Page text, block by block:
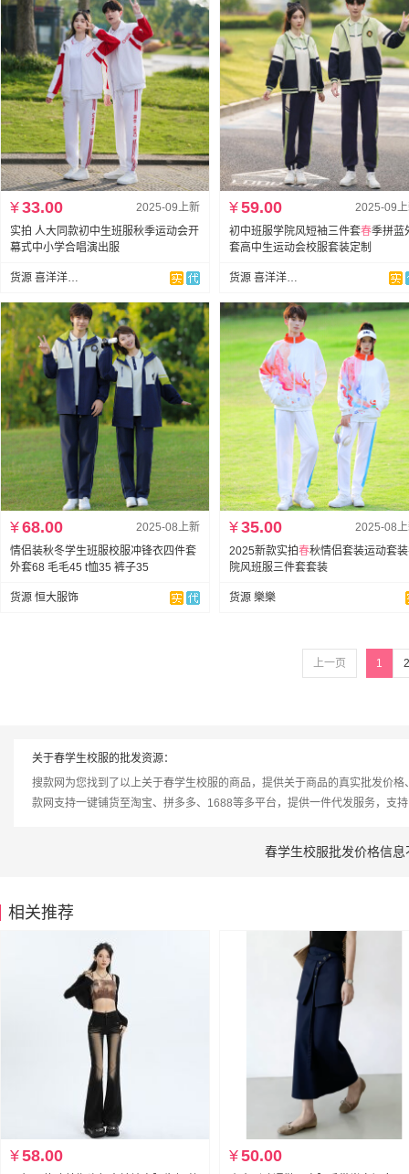
2025-09上新
¥33.00
实拍 人大同款初中生班服秋季运动会开
幕式中小学合唱演出服
货源 喜洋洋情侣班服
2025-09
¥59.00
初中班服学院风短袖三件套春季拼蓝
套高中生运动会校服套装定制
货源 喜洋洋情侣班服
2025-08上新
¥68.00
情侣装秋冬学生班服校服冲锋衣四件套
外套68 毛毛45 t恤35 裤子35
货源 恒大服饰
2025-08
¥35.00
2025新款实拍春秋情侣套装运动套
院风班服三件套套装
货源 樂樂
上一页 1 2
关于春学生校服的批发资源：
搜款网为您找到了以上关于春学生校服的商品，提供关于商品的真实批发价格
款网支持一键铺货至淘宝、拼多多、1688等多平台，提供一件代发服务，支
春学生校服批发价格信
相关推荐
¥58.00 ¥50.00